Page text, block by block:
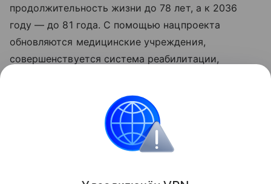
продолжительность жизни до 78 лет, а к 2036
году — до 81 года. С помощью нацпроекта
обновляются медицинские учреждения,
совершенствуется система реабилитации,
исследовательских центров, идет работа
по цифровизации здравоохранения. Обновленные
нацпроекты реализуются по решению
Президента РФ Владимира Путина с 2025 года.
Поделиться